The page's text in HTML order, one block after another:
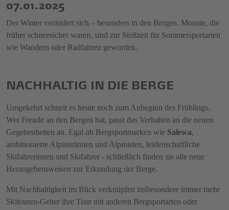
Der Winter verändert sich – besonders in den Bergen. Monate, die
früher schneesicher waren, sind zur Stoßzeit für Sommersportarten
wie Wandern oder Radfahren geworden.
NACHHALTIG IN DIE BERGE
Umgekehrt schneit es heute noch zum Anbeginn des Frühlings.
Wer Freude an den Bergen hat, passt das Verhalten an die neuen
Gegebenheiten an. Egal ob Bergsportmarken wie Salewa,
ambitionierte Alpinistinnen und Alpinisten, leidenschaftliche
Skifahrerinnen und Skifahrer - schließlich finden sie alle neue
Herangehensweisen zur Erkundung der Berge.
Mit Nachhaltigkeit im Blick verknüpfen insbesondere immer mehr
Skitouren-Geher ihre Tour mit anderen Bergsportarten oder